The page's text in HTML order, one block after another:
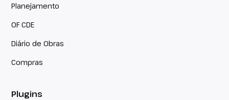
Planejamento
OF CDE
Diário de Obras
Compras
Plugins